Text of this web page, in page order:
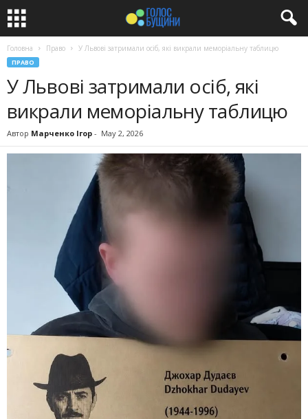
Головна Право У Львові затримали осіб, які викрали меморіальну таблицю
ПРАВО
У Львові затримали осіб, які
викрали меморіальну таблицю
Автор Марченко Ігор - May 2, 2026